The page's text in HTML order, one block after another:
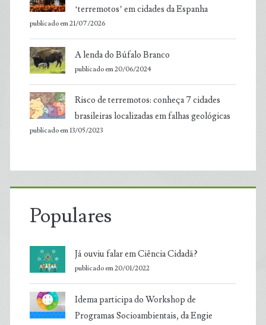
‘terremotos’ em cidades da Espanha
publicado em 21/07/2026
A lenda do Búfalo Branco
publicado em 20/06/2024
Risco de terremotos: conheça 7 cidades
brasileiras localizadas em falhas geológicas
publicado em 13/05/2023
Populares
Já ouviu falar em Ciência Cidadã?
publicado em 20/01/2022
Idema participa do Workshop de
Programas Socioambientais, da Engie